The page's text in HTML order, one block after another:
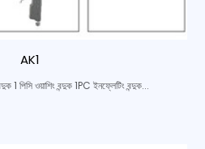
AK1
1 পিসি ওয়াশিং বন্দুক 1PC ইনফ্লেটিং বন্দুক...